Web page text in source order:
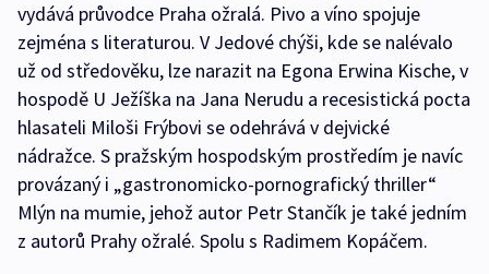
vydává průvodce Praha ožralá. Pivo a víno spojuje
zejména s literaturou. V Jedové chýši, kde se nalévalo
už od středověku, lze narazit na Egona Erwina Kische, v
hospodě U Ježíška na Jana Nerudu a recesistická pocta
hlasateli Miloši Frýbovi se odehrává v dejvické
nádražce. S pražským hospodským prostředím je navíc
provázaný i „gastronomicko-pornografický thriller“
Mlýn na mumie, jehož autor Petr Stančík je také jedním
z autorů Prahy ožralé. Spolu s Radimem Kopáčem.